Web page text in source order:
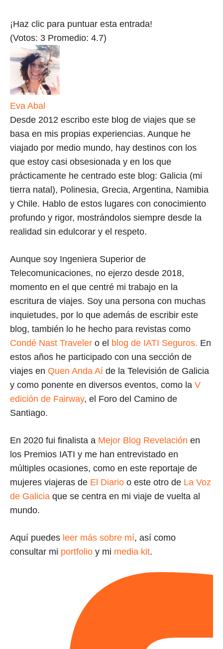
¡Haz clic para puntuar esta entrada!
(Votos: 3 Promedio: 4.7)
Eva Abal
Desde 2012 escribo este blog de viajes que se
basa en mis propias experiencias. Aunque he
viajado por medio mundo, hay destinos con los
que estoy casi obsesionada y en los que
prácticamente he centrado este blog: Galicia (mi
tierra natal), Polinesia, Grecia, Argentina, Namibia
y Chile. Hablo de estos lugares con conocimiento
profundo y rigor, mostrándolos siempre desde la
realidad sin edulcorar y el respeto.
Aunque soy Ingeniera Superior de
Telecomunicaciones, no ejerzo desde 2018,
momento en el que centré mi trabajo en la
escritura de viajes. Soy una persona con muchas
inquietudes, por lo que además de escribir este
blog, también lo he hecho para revistas como
Condé Nast Traveler o el blog de IATI Seguros. En
estos años he participado con una sección de
viajes en Quen Anda Aí de la Televisión de Galicia
y como ponente en diversos eventos, como la V
edición de Fairway, el Foro del Camino de
Santiago.
En 2020 fui finalista a Mejor Blog Revelación en
los Premios IATI y me han entrevistado en
múltiples ocasiones, como en este reportaje de
mujeres viajeras de El Diario o este otro de La Voz
de Galicia que se centra en mi viaje de vuelta al
mundo.
Aquí puedes leer más sobre mí, así como
consultar mi portfolio y mi media kit.